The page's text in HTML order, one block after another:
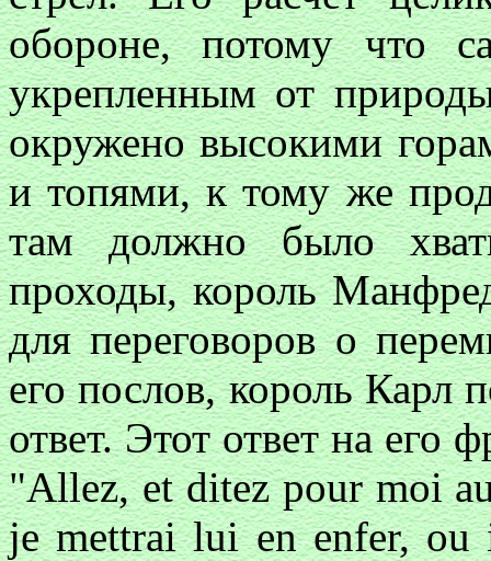
обороне, потому что
укрепленным от
окружено высокими
и топями, к тому же
там должно было
проходы, король
для переговоров о
его послов, король Карл
ответ. Этот ответ на его
"Allez, et ditez pour moi
je mettrai lui en enfer,